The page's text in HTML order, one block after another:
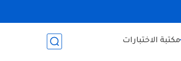
مكتبة الاختبارات